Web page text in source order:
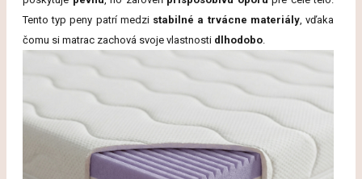
Tento typ peny patrí medzi stabilné a trvácne materiály, vďaka
čomu si matrac zachová svoje vlastnosti dlhodobo